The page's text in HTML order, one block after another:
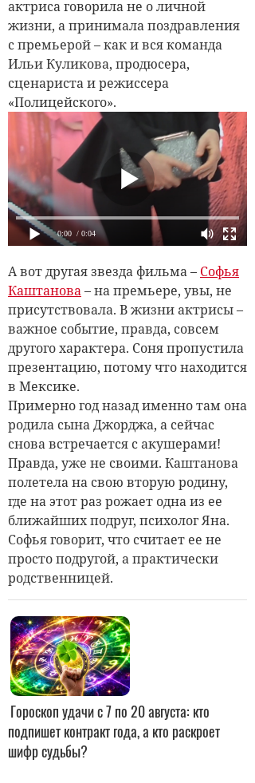
актриса говорила не о личной
жизни, а принимала поздравления
с премьерой – как и вся команда
Ильи Куликова, продюсера,
сценариста и режиссера
«Полицейского».
0:00 / 0:04
А вот другая звезда фильма – Софья
Каштанова– на премьере, увы, не
присутствовала. В жизни актрисы –
важное событие, правда, совсем
другого характера. Соня пропустила
презентацию, потому что находится
в Мексике.
Примерно год назад именно там она
родила сына Джорджа, а сейчас
снова встречается с акушерами!
Правда, уже не своими. Каштанова
полетела на свою вторую родину,
где на этот раз рожает одна из ее
ближайших подруг, психолог Яна.
Софья говорит, что считает ее не
просто подругой, а практически
родственницей.